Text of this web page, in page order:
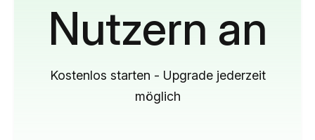
Nutzern an
Kostenlos starten - Upgrade jederzeit
möglich